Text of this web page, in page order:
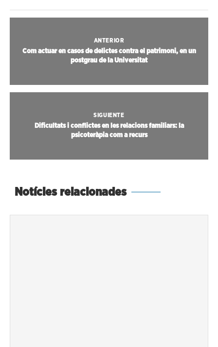
ANTERIOR
Com actuar en casos de delictes contra el patrimoni, en un
postgrau de la Universitat
SIGUIENTE
Dificultats i conflictes en les relacions familiars: la
psicoteràpia com a recurs
Notícies relacionades